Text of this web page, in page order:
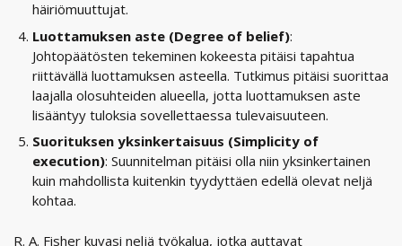
häiriömuuttujat.
Luottamuksen aste (Degree of belief):
Johtopäätösten tekeminen kokeesta pitäisi tapahtua
riittävällä luottamuksen asteella. Tutkimus pitäisi suorittaa
laajalla olosuhteiden alueella, jotta luottamuksen aste
lisääntyy tuloksia sovellettaessa tulevaisuuteen.
Suorituksen yksinkertaisuus (Simplicity of
execution): Suunnitelman pitäisi olla niin yksinkertainen
kuin mahdollista kuitenkin tyydyttäen edellä olevat neljä
kohtaa.
R. A. Fisher kuvasi neljä työkalua, jotka auttavat